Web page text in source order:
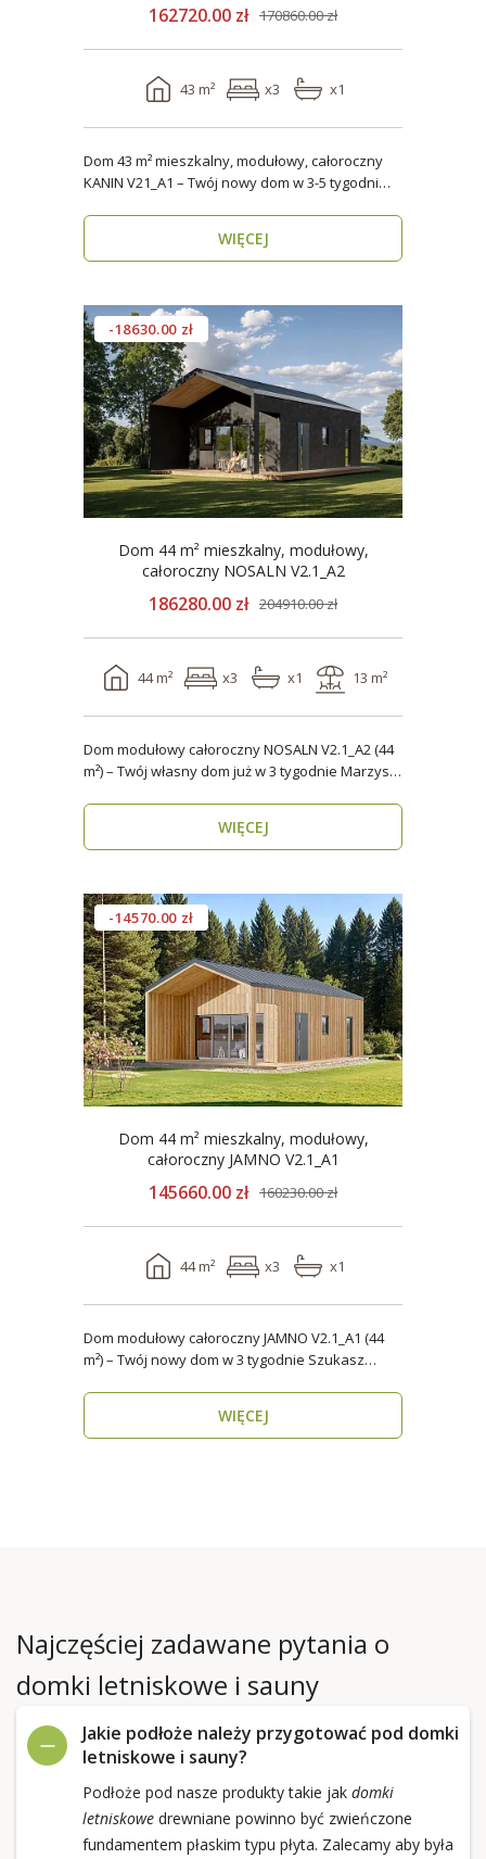
162720.00 zł 170860.00 zł
43 m² x3 x1
Dom 43 m² mieszkalny, modułowy, całoroczny
KANIN V21_A1 – Twój nowy dom w 3-5 tygodni
WIĘCEJ
-18630.00 zł
Dom 44 m² mieszkalny, modułowy,
całoroczny NOSALN V2.1_A2
186280.00 zł 204910.00 zł
44 m² x3 x1 13 m²
Dom modułowy całoroczny NOSALN V2.1_A2 (44
m²) – Twój własny dom już w 3 tygodnie Marzysz
WIĘCEJ
-14570.00 zł
Dom 44 m² mieszkalny, modułowy,
całoroczny JAMNO V2.1_A1
145660.00 zł 160230.00 zł
44 m² x3 x1
Dom modułowy całoroczny JAMNO V2.1_A1 (44
m²) – Twój nowy dom w 3 tygodnie Szukasz
WIĘCEJ
Najczęściej zadawane pytania o
domki letniskowe i sauny
Jakie podłoże należy przygotować pod domki
letniskowe i sauny?
Podłoże pod nasze produkty takie jak domki
letniskowedrewniane powinno być zwieńczone
fundamentem płaskim typu płyta. Zalecamy aby była